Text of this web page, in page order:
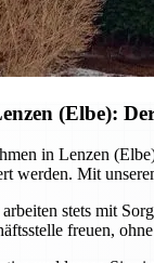
(Elbe):
in Lenzen
werden. Mit
stets mit
freuen,